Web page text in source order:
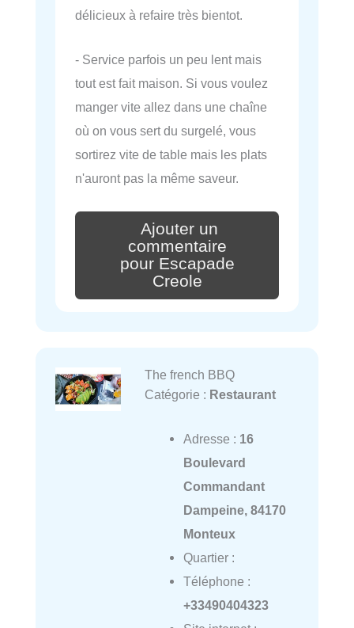
délicieux à refaire très bientot.
- Service parfois un peu lent mais
tout est fait maison. Si vous voulez
manger vite allez dans une chaîne
où on vous sert du surgelé, vous
sortirez vite de table mais les plats
n'auront pas la même saveur.
Ajouter un
commentaire
pour Escapade
Creole
The french BBQ
Catégorie : Restaurant
Adresse : 16
Boulevard
Commandant
Dampeine, 84170
Monteux
Quartier :
Téléphone :
+33490404323